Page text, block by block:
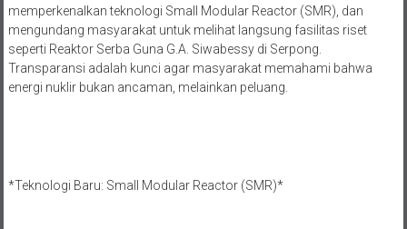
memperkenalkan teknologi Small Modular Reactor (SMR), dan
mengundang masyarakat untuk melihat langsung fasilitas riset
seperti Reaktor Serba Guna G.A. Siwabessy di Serpong.
Transparansi adalah kunci agar masyarakat memahami bahwa
energi nuklir bukan ancaman, melainkan peluang.
*Teknologi Baru: Small Modular Reactor (SMR)*